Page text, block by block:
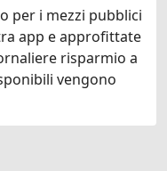
per i mezzi pubblici
app e approfittate
risparmio a
vengono